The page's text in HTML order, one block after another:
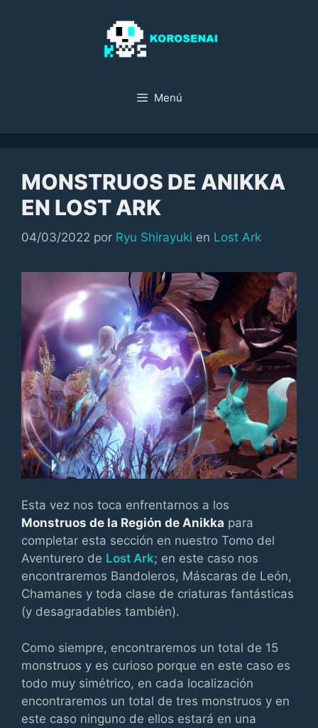
Menú
MONSTRUOS DE ANIKKA
EN LOST ARK
04/03/2022 por Ryu Shirayuki en Categorías
Lost Ark
Esta vez nos toca enfrentarnos a los
Monstruos de la Región de Anikka para
completar esta sección en nuestro Tomo del
Aventurero de Lost Ark; en este caso nos
encontraremos Bandoleros, Máscaras de León,
Chamanes y toda clase de criaturas fantásticas
(y desagradables también).
Como siempre, encontraremos un total de 15
monstruos y es curioso porque en este caso es
todo muy simétrico, en cada localización
encontraremos un total de tres monstruos y en
este caso ninguno de ellos estará en una